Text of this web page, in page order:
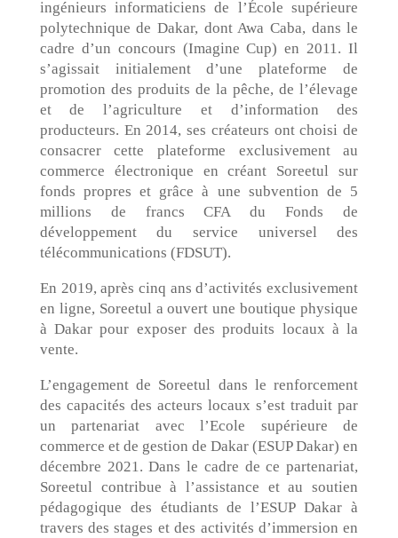
ingénieurs informaticiens de l’École supérieure
polytechnique de Dakar, dont Awa Caba, dans le
cadre d’un concours (Imagine Cup) en 2011. Il
s’agissait initialement d’une plateforme de
promotion des produits de la pêche, de l’élevage
et de l’agriculture et d’information des
producteurs. En 2014, ses créateurs ont choisi de
consacrer cette plateforme exclusivement au
commerce électronique en créant Soreetul sur
fonds propres et grâce à une subvention de 5
millions de francs CFA du Fonds de
développement du service universel des
télécommunications (FDSUT).
En 2019, après cinq ans d’activités exclusivement
en ligne, Soreetul a ouvert une boutique physique
à Dakar pour exposer des produits locaux à la
vente.
L’engagement de Soreetul dans le renforcement
des capacités des acteurs locaux s’est traduit par
un partenariat avec l’Ecole supérieure de
commerce et de gestion de Dakar (ESUP Dakar) en
décembre 2021. Dans le cadre de ce partenariat,
Soreetul contribue à l’assistance et au soutien
pédagogique des étudiants de l’ESUP Dakar à
travers des stages et des activités d’immersion en